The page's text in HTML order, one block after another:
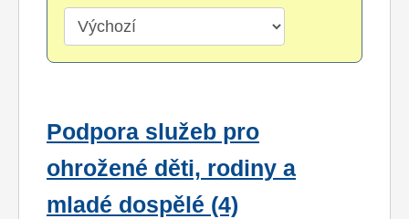
Podpora služeb pro
ohrožené děti, rodiny a
mladé dospělé (4)